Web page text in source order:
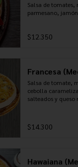
Salsa de
parmesano,
$12.350
Francesa
Salsa de tomate,
cebolla
salteados y queso
$14.300
Hawaiana